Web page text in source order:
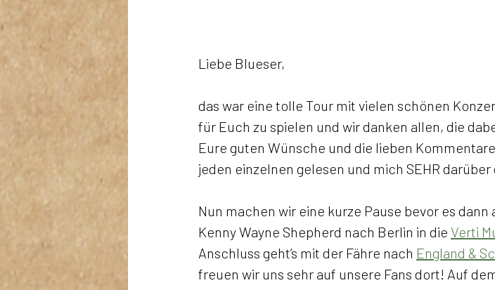
Liebe Blueser,
das war eine tolle Tour mit vielen schönen
für Euch zu spielen und wir danken allen, die
Eure guten Wünsche und die lieben
jeden einzelnen gelesen und mich SEHR
Nun machen wir eine kurze Pause bevor es
Kenny Wayne Shepherd nach Berlin in die Verti
Anschluss geht’s mit der Fähre nach England &
freuen wir uns sehr auf unsere Fans dort! Auf